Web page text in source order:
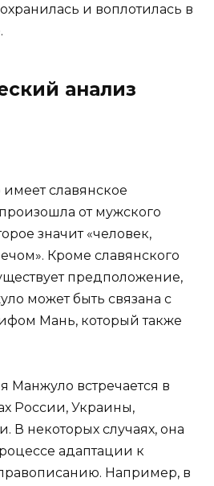
и воплотилась в
анализ
славянское
от мужского
значит «человек,
Кроме славянского
предположение,
может быть связана с
Мань, который также
Манжуло встречается в
России, Украины,
В некоторых случаях, она
адаптации к
Например, в